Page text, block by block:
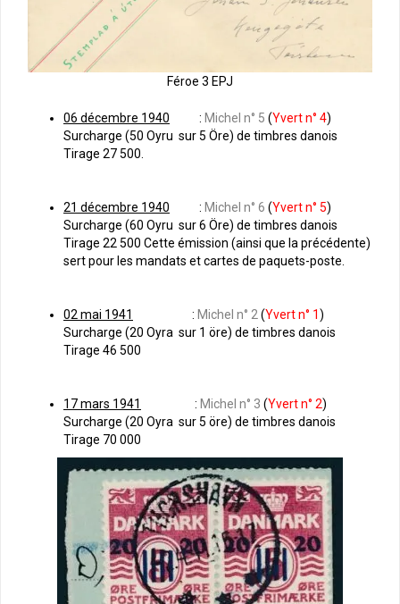
Féroe 3 EPJ
06 décembre 1940 : Michel n° 5 (Yvert n° 4)
Surcharge (50 Oyru sur 5 Öre) de timbres danois
Tirage 27 500.
21 décembre 1940 : Michel n° 6 (Yvert n° 5)
Surcharge (60 Oyru sur 6 Öre) de timbres danois
Tirage 22 500 Cette émission (ainsi que la précédente)
sert pour les mandats et cartes de paquets-poste.
02 mai 1941 : Michel n° 2 (Yvert n° 1)
Surcharge (20 Oyra sur 1 öre) de timbres danois
Tirage 46 500
17 mars 1941 : Michel n° 3 (Yvert n° 2)
Surcharge (20 Oyra sur 5 öre) de timbres danois
Tirage 70 000